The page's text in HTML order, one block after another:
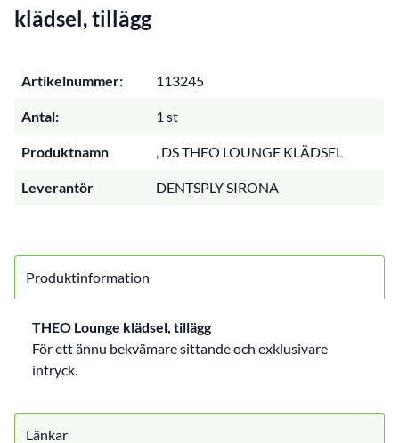
klädsel, tillägg
Artikelnummer: 113245
Antal: 1 st
Produktnamn , DS THEO LOUNGE KLÄDSEL
Leverantör DENTSPLY SIRONA
Produktinformation
THEO Lounge klädsel, tillägg
För ett ännu bekvämare sittande och exklusivare
intryck.
Länkar